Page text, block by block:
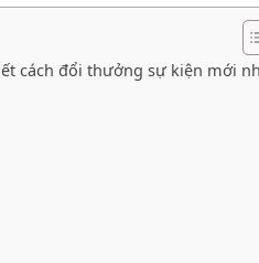
cách đổi thưởng sự kiện mới